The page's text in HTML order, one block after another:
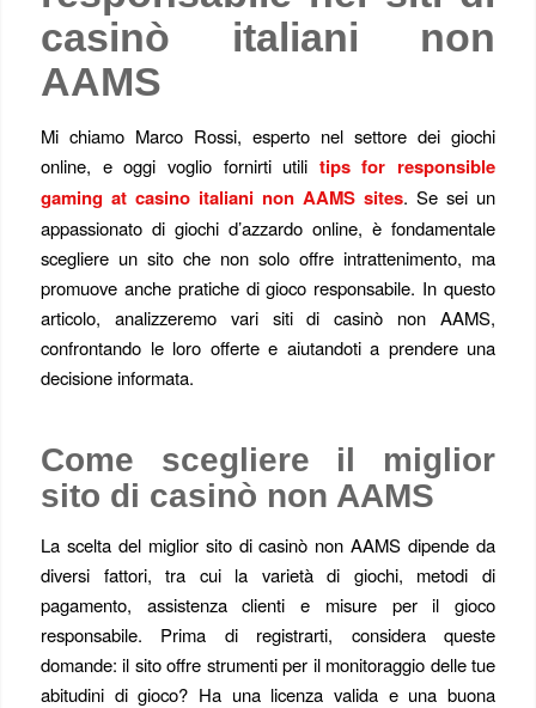
casinò italiani non
AAMS
Mi chiamo Marco Rossi, esperto nel settore dei giochi
online, e oggi voglio fornirti utili tips for responsible
gaming at casino italiani non AAMS sites. Se sei un
appassionato di giochi d’azzardo online, è fondamentale
scegliere un sito che non solo offre intrattenimento, ma
promuove anche pratiche di gioco responsabile. In questo
articolo, analizzeremo vari siti di casinò non AAMS,
confrontando le loro offerte e aiutandoti a prendere una
decisione informata.
Come scegliere il miglior
sito di casinò non AAMS
La scelta del miglior sito di casinò non AAMS dipende da
diversi fattori, tra cui la varietà di giochi, metodi di
pagamento, assistenza clienti e misure per il gioco
responsabile. Prima di registrarti, considera queste
domande: il sito offre strumenti per il monitoraggio delle tue
abitudini di gioco? Ha una licenza valida e una buona